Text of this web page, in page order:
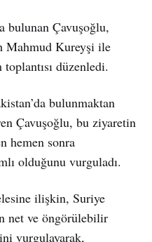
bulunan Çavuşoğlu,
Mahmud Kureyşi ile
düzenledi.
bulunmaktan
Çavuşoğlu, bu ziyaretin
hemen sonra
olduğunu vurguladı.
ilişkin, Suriye
net ve öngörülebilir
vurgulayarak,